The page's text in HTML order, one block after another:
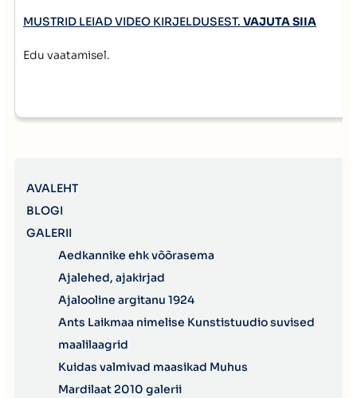
MUSTRID LEIAD VIDEO KIRJELDUSEST. VAJUTA SIIA
Edu vaatamisel.
AVALEHT
BLOGI
GALERII
Aedkannike ehk võõrasema
Ajalehed, ajakirjad
Ajalooline argitanu 1924
Ants Laikmaa nimelise Kunstistuudio suvised
maalilaagrid
Kuidas valmivad maasikad Muhus
Mardilaat 2010 galerii